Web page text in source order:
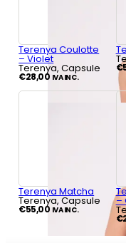
Terenya Coulotte
– Violet
Terenya, Capsule
€28,00 IVA INC.
€
Terenya Matcha
Terenya, Capsule
€55,00 IVA INC.
–
€